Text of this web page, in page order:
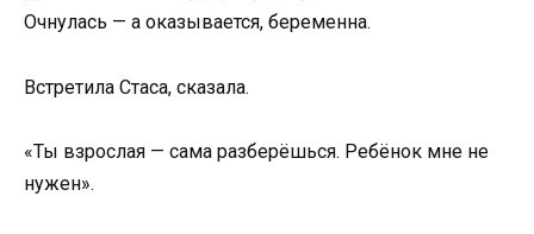
Очнулась — а оказывается, беременна.
Встретила Стаса, сказала.
«Ты взрослая — сама разберёшься. Ребёнок мне не
нужен».